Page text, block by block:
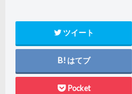
ツイート
はてブ
Pocket